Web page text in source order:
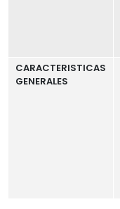
CARACTERISTICAS
GENERALES